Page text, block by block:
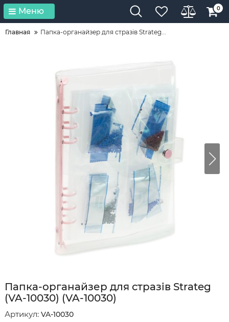
Меню 0
Главная Папка-органайзер для стразів Strateg...
Папка-органайзер для стразів Strateg
(VA-10030) (VA-10030)
Артикул: VA-10030